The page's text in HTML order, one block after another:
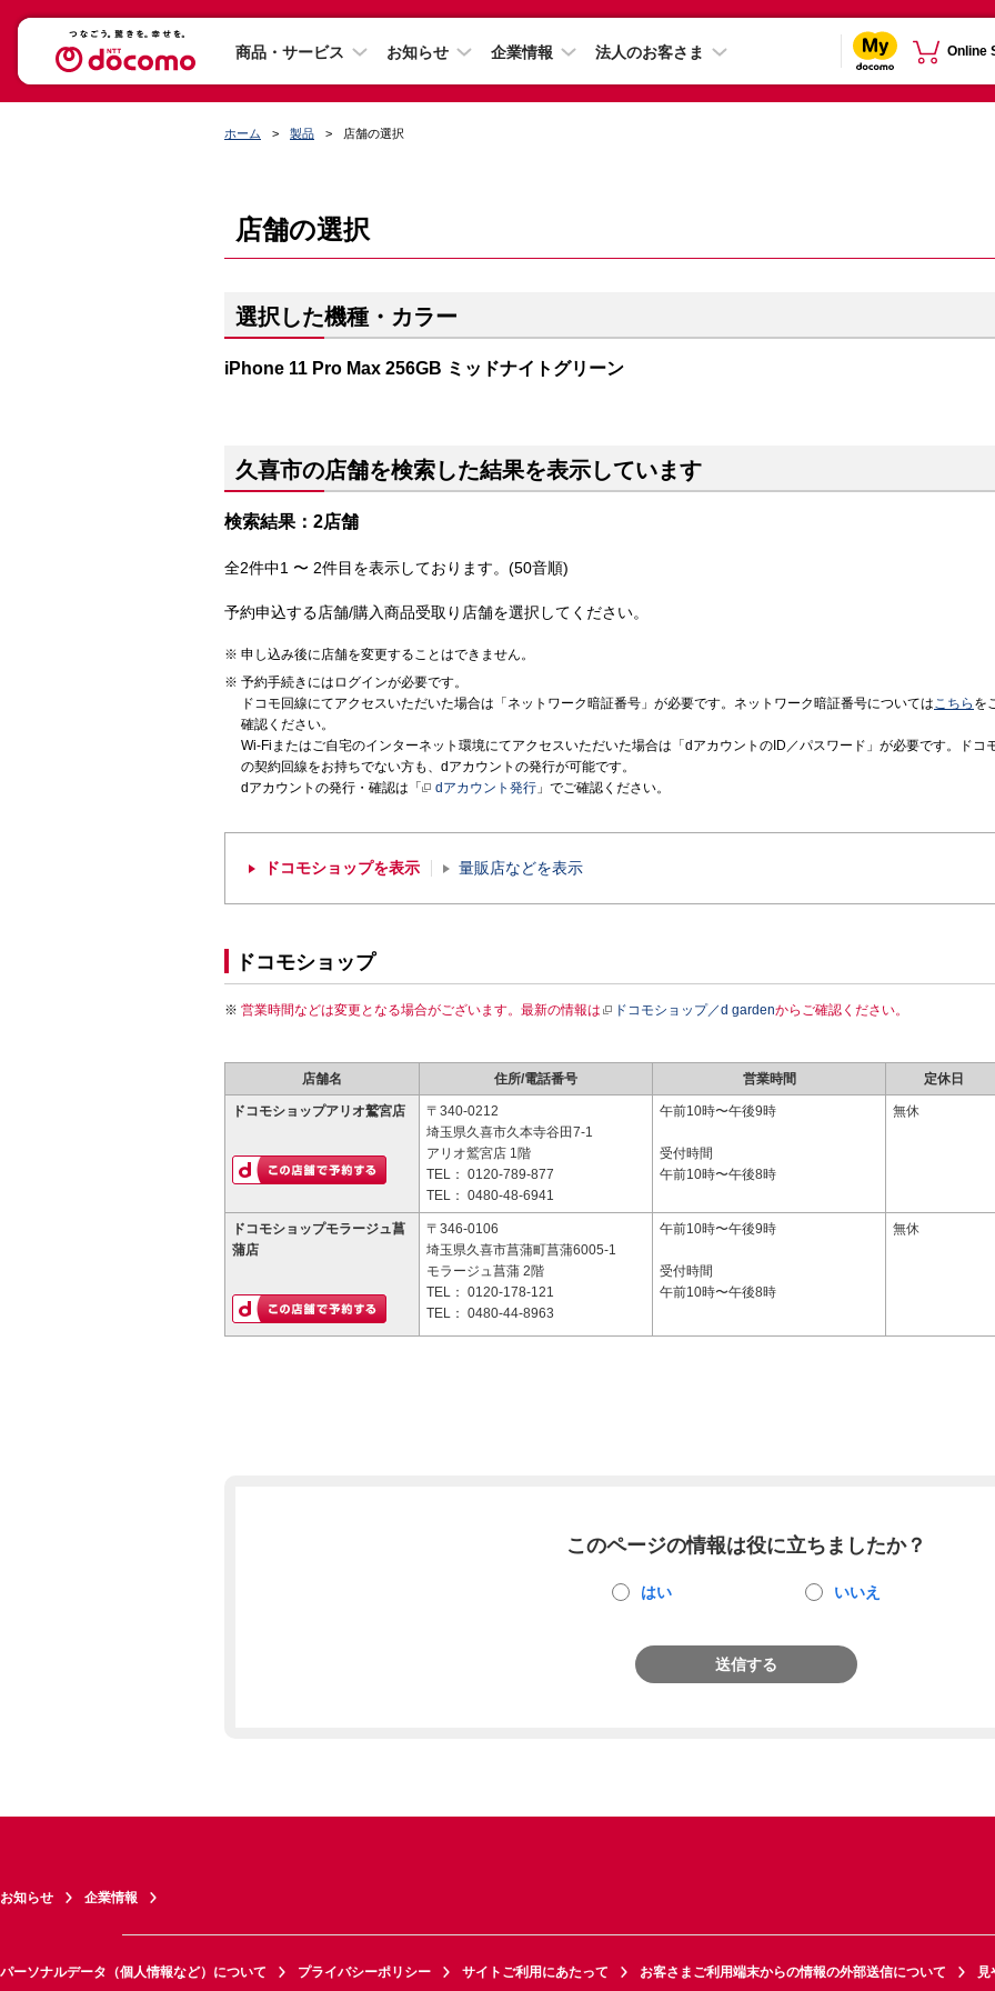
商品・サービス お知らせ 企業情報 法人のお客さま Online
ホーム 製品 店舗の選択
店舗の選択
選択した機種・カラー
iPhone 11 Pro Max 256GB ミッドナイトグリーン
久喜市の店舗を検索した結果を表示しています
検索結果：2店舗
全2件中1 〜 2件目を表示しております。(50音順)
予約申込する店舗/購入商品受取り店舗を選択してください。
申し込み後に店舗を変更することはできません。
予約手続きにはログインが必要です。
ドコモ回線にてアクセスいただいた場合は「ネットワーク暗証番号」が必要です。ネットワーク暗証番号についてはこちら を
確認ください。
Wi-Fiまたはご自宅のインターネット環境にてアクセスいただいた場合は「dアカウントのID／パスワード」が必要です。ドコ
の契約回線をお持ちでない方も、dアカウントの発行が可能です。
dアカウントの発行・確認は「
dアカウント発行 」でご確認ください。
ドコモショップを表示 量販店などを表示
ドコモショップ
営業時間などは変更となる場合がございます。最新の情報は ドコモショップ／d gardenからご確認ください。
店舗名 住所/電話番号 営業時間 定休日
ドコモショップアリオ鷲宮店
〒340-0212
埼玉県久喜市久本寺谷田7-1
アリオ鷲宮店 1階
TEL： 0120-789-877
TEL： 0480-48-6941
午前10時〜午後9時
受付時間
午前10時〜午後8時
無休
ドコモショップモラージュ菖
蒲店
〒346-0106
埼玉県久喜市菖蒲町菖蒲6005-1
モラージュ菖蒲 2階
TEL： 0120-178-121
TEL： 0480-44-8963
午前10時〜午後9時
受付時間
午前10時〜午後8時
無休
このページの情報は役に立ちましたか？
はい いいえ
送信する
お知らせ 企業情報
パーソナルデータ（個人情報など）について プライバシーポリシー サイトご利用にあたって お客さまご利用端末からの情報の外部送信について 見